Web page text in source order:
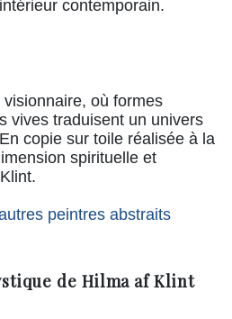
contemporain.
où formes
vives traduisent un univers
copie sur toile réalisée à la
spirituelle et
peintres abstraits
de Hilma af Klint